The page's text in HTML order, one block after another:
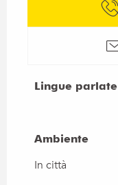
Lingue parlate
Lingue parlate
Ambiente
Ambiente
In città